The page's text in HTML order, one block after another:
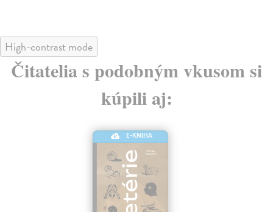
High-contrast mode
Čitatelia s podobným vkusom si
kúpili aj:
E-KNIHA